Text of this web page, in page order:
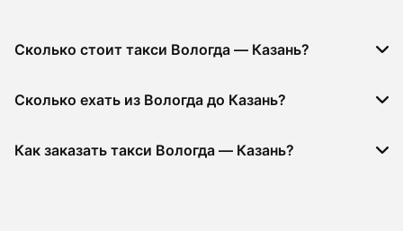
Сколько стоит такси Вологда — Казань?
Сколько ехать из Вологда до Казань?
Как заказать такси Вологда — Казань?